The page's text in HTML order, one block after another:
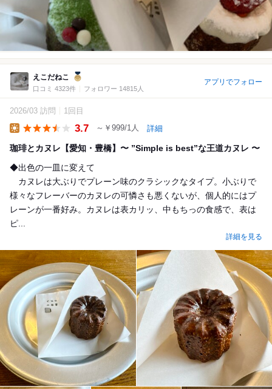
えこだねこ
口コミ 4323件 フォロワー 14815人
アプリでフォロー
2026/03 訪問 1回目
3.7 ～￥999/1人 詳細
珈琲とカヌレ【愛知・豊橋】〜 ”Simple is best”な王道カヌレ 〜
◆出色の一皿に変えて
カヌレは大ぶりでプレーン味のクラシックなタイプ。小ぶりで
様々なフレーバーのカヌレの可憐さも悪くないが、個人的にはプ
レーンが一番好み。カヌレは表カリッ、中もちっの食感で、表は
ピ...
詳細を見る